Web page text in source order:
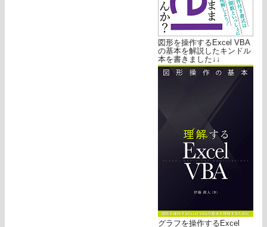
図形を操作するExcel VBA
の基本を解説したキンドル
本を書きました↓↓
グラフを操作するExcel